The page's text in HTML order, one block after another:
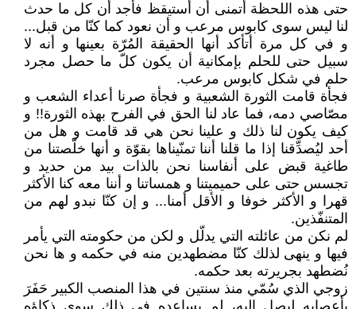
حتى هذه اللحظة أتمنى أن أستيقظ فأجد أن كل ما حدث
لنا ليس سوى كابوس مرعب و أن نعود كما كنّا من قبل...
و في كل مرة أتأكد أنها الحقيقة المُرّة بعينها و أنه لا
سبيل حتى للحلم بإمكانية أن يكون كلّ ما حصل مجرد
حلم في شكل كابوس مرعب.
فجأة قامت الثورة الشعبية و فجأة صرنا أعداء الشعب و
مصّاصي دمه، فما عاد لنا الحق في الفرح بهذه الثورة!! و
كيف يكون لنا ذلك و علينا نحن هي قد قامت و هل من
أحد ليُصدِّقنا إذا ما قلنا أننا تمنّيناها بقوّة و أنها خلّصتنا من
طاغية قبض على أنفاسنا نحن بالذات بيد من حديد و
تجسس حتى على حميميتنا و همساتنا و أننا معه كنا الأكثر
قهرا و الأكثر خوفا و الأقل أمنا... و إن كنّا نبدو لهم من
المتنفّذين.
لم نكن من عائلته التي يدلّل و لكن من حكومته التي يأمر
فيها و ينهى لذلك كنّا مضطهدين منه في حكمه و ها نحن
نُضطهد بجريرته بعد حكمه.
زوجي الذي سُمّي منذ سنتين في هذا المنصب الكبير حَفَرَ